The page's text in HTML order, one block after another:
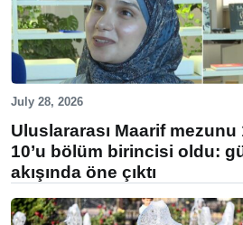
July 28, 2026
Uluslararası Maarif
10’u bölüm birincisi oldu:
akışında öne çıktı